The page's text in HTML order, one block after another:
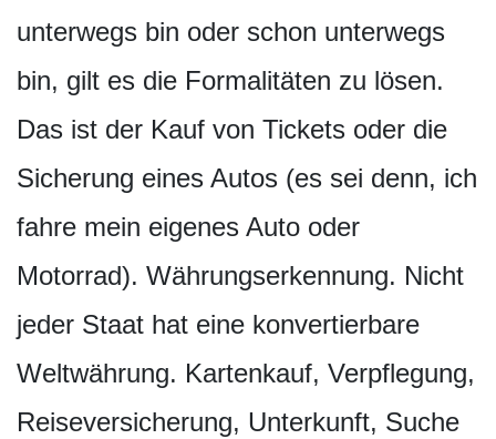
unterwegs bin oder schon unterwegs
bin, gilt es die Formalitäten zu lösen.
Das ist der Kauf von Tickets oder die
Sicherung eines Autos (es sei denn, ich
fahre mein eigenes Auto oder
Motorrad). Währungserkennung. Nicht
jeder Staat hat eine konvertierbare
Weltwährung. Kartenkauf, Verpflegung,
Reiseversicherung, Unterkunft, Suche